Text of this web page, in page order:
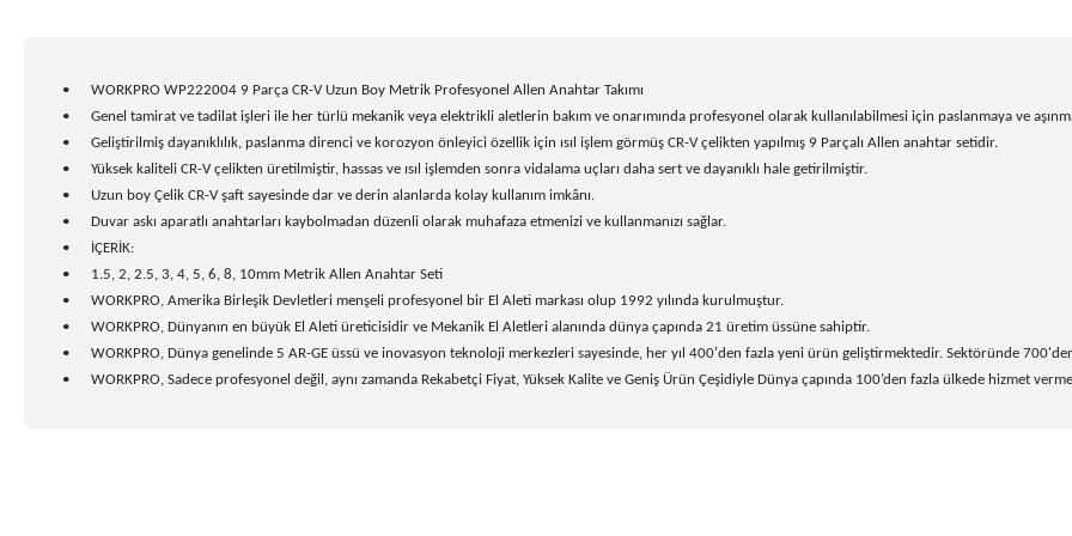
•
WORKPRO WP222004 9 Parça CR-V Uzun Boy Metrik Profesyonel Allen Anahtar Takımı
•
Genel tamirat ve tadilat işleri ile her türlü mekanik veya elektrikli aletlerin bakım ve onarımında profesyonel olarak kullanılabilmesi için paslanmaya ve
•
Geliştirilmiş dayanıklılık, paslanma direnci ve korozyon önleyici özellik için ısıl işlem görmüş CR-V çelikten yapılmış 9 Parçalı Allen anahtar setidir.
•
Yüksek kaliteli CR-V çelikten üretilmiştir, hassas ve ısıl işlemden sonra vidalama uçları daha sert ve dayanıklı hale getirilmiştir.
•
Uzun boy Çelik CR-V şaft sayesinde dar ve derin alanlarda kolay kullanım imkânı.
•
Duvar askı aparatlı anahtarları kaybolmadan düzenli olarak muhafaza etmenizi ve kullanmanızı sağlar.
•
İÇERİK:
•
1.5, 2, 2.5, 3, 4, 5, 6, 8, 10mm Metrik Allen Anahtar Seti
•
WORKPRO, Amerika Birleşik Devletleri menşeli profesyonel bir El Aleti markası olup 1992 yılında kurulmuştur.
•
WORKPRO, Dünyanın en büyük El Aleti üreticisidir ve Mekanik El Aletleri alanında dünya çapında 21 üretim üssüne sahiptir.
•
WORKPRO, Dünya genelinde 5 AR-GE üssü ve inovasyon teknoloji merkezleri sayesinde, her yıl 400'den fazla yeni ürün geliştirmektedir. Sektöründe
•
WORKPRO, Sadece profesyonel değil, aynı zamanda Rekabetçi Fiyat, Yüksek Kalite ve Geniş Ürün Çeşidiyle Dünya çapında 100’den fazla ülkede hizmet